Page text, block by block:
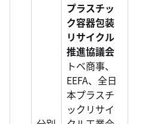
プラスチッ
ク容器包装
リサイクル
推進協議会
トベ商事、
EEFA、全日
本プラスチ
ックリサイ